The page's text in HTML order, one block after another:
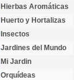
Hierbas Aromáticas
Huerto y Hortalizas
Insectos
Jardines del Mundo
Mi Jardin
Orquídeas